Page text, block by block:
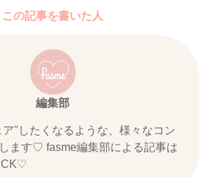
この記事を書いた人
編集部
"したくなるような、様々なコン
ます♡ fasme編集部による記事は